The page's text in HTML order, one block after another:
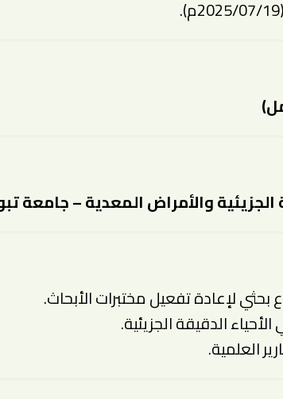
الجزيئية والأمراض المعدية – جامعة
لإعادة تفعيل مختبرات الأبحاث.
الدقيقة الجزيئية.
العلمية.